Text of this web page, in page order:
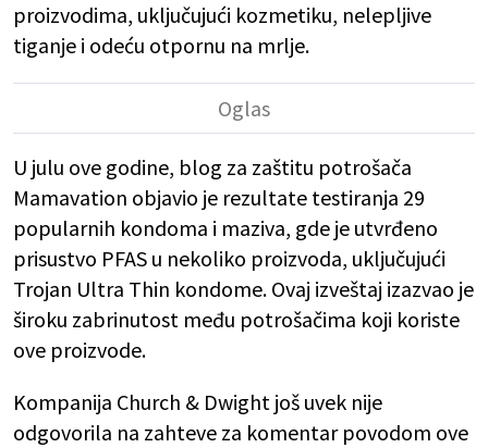
proizvodima, uključujući kozmetiku, nelepljive
tiganje i odeću otpornu na mrlje.
U julu ove godine, blog za zaštitu potrošača
Mamavation objavio je rezultate testiranja 29
popularnih kondoma i maziva, gde je utvrđeno
prisustvo PFAS u nekoliko proizvoda, uključujući
Trojan Ultra Thin kondome. Ovaj izveštaj izazvao je
široku zabrinutost među potrošačima koji koriste
ove proizvode.
Kompanija Church & Dwight još uvek nije
odgovorila na zahteve za komentar povodom ove